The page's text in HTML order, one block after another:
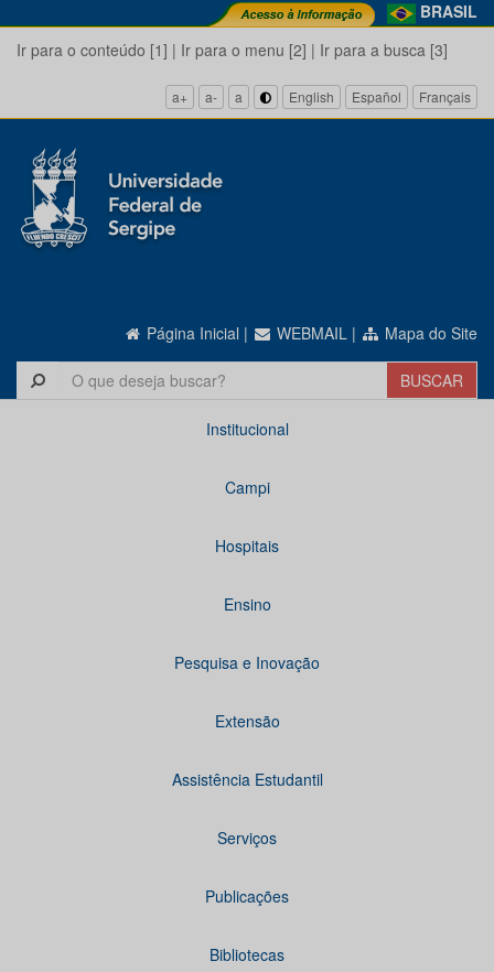
BRASIL
Ir para o conteúdo [1] | Ir para o menu [2] | Ir para a busca [3]
a+ a- a English Español Français
Página Inicial | WEBMAIL | Mapa do Site
Institucional
Campi
Hospitais
Ensino
Pesquisa e Inovação
Extensão
Assistência Estudantil
Serviços
Publicações
Bibliotecas